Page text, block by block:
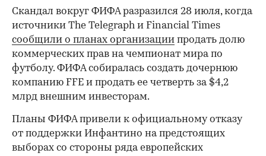
00:00 00:00
Скандал вокруг ФИФА разразился 28 июля, когда
источники The Telegraph и Financial Times
сообщили о планах организации продать долю
коммерческих прав на чемпионат мира по
футболу. ФИФА собиралась создать дочернюю
компанию FFE и продать ее четверть за $4,2
млрд внешним инвесторам.
Планы ФИФА привели к официальному отказу
от поддержки Инфантино на предстоящих
выборах со стороны ряда европейских